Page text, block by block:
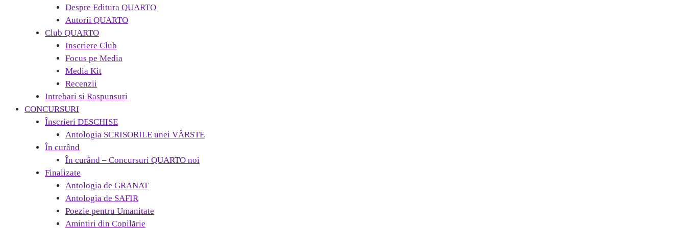
Despre Editura QUARTO
Autorii QUARTO
Club QUARTO
Inscriere Club
Focus pe Media
Media Kit
Recenzii
Intrebari si Raspunsuri
CONCURSURI
Înscrieri DESCHISE
Antologia SCRISORILE unei VÂRSTE
În curând
În curând – Concursuri QUARTO noi
Finalizate
Antologia de GRANAT
Antologia de SAFIR
Poezie pentru Umanitate
Amintiri din Copilărie